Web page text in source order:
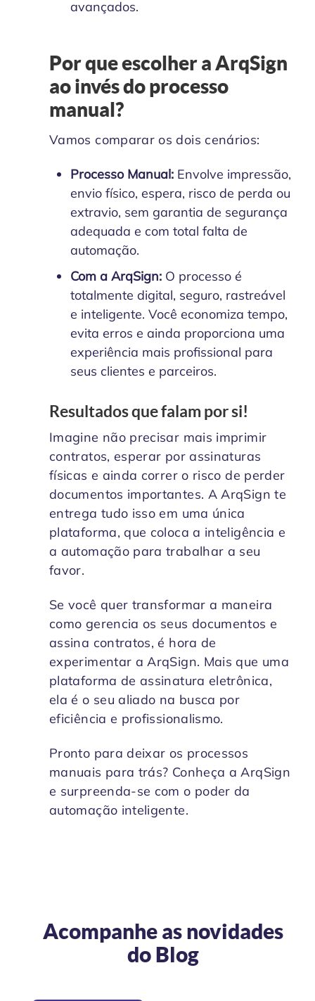
avançados.
Por que escolher a ArqSign
ao invés do processo
manual?
Vamos comparar os dois cenários:
Processo Manual: Envolve impressão,
envio físico, espera, risco de perda ou
extravio, sem garantia de segurança
adequada e com total falta de
automação.
Com a ArqSign: O processo é
totalmente digital, seguro, rastreável
e inteligente. Você economiza tempo,
evita erros e ainda proporciona uma
experiência mais profissional para
seus clientes e parceiros.
Resultados que falam por si!
Imagine não precisar mais imprimir
contratos, esperar por assinaturas
físicas e ainda correr o risco de perder
documentos importantes. A ArqSign te
entrega tudo isso em uma única
plataforma, que coloca a inteligência e
a automação para trabalhar a seu
favor.
Se você quer transformar a maneira
como gerencia os seus documentos e
assina contratos, é hora de
experimentar a ArqSign. Mais que uma
plataforma de assinatura eletrônica,
ela é o seu aliado na busca por
eficiência e profissionalismo.
Pronto para deixar os processos
manuais para trás? Conheça a ArqSign
e surpreenda-se com o poder da
automação inteligente.
Acompanhe as novidades
do Blog